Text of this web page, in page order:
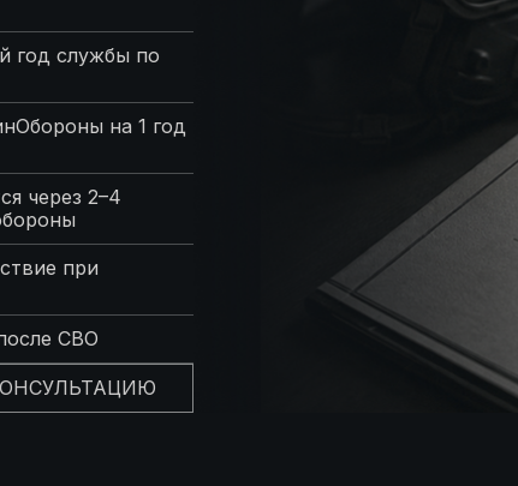
год службы по
на 1 год
через 2–4
при
СВО